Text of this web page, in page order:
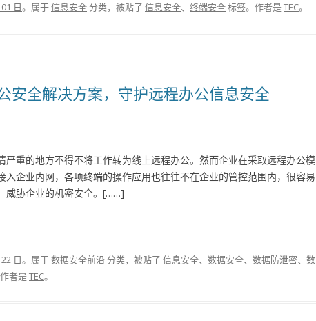
日。属于信息安全分类，被贴了 信息安全、 终端安全标签。 作者是TEC。
安全解决方案，守护远程办公信息安全
严重的地方不得不将工作转为线上远程办公。然而企业在采取远程办公模
入企业内网，各项终端的操作应用也往往不在企业的管控范围内，很容易
威胁企业的机密安全。[……]
日。属于数据安全前沿分类，被贴了 信息安全、 数据安全、 数据防泄密、 数
作者是TEC。